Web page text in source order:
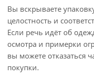
Вы вскрываете
целостность и
Если речь идёт об
осмотра и примерки
вы можете отказаться
покупки.